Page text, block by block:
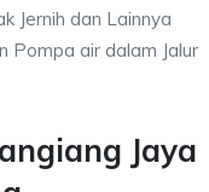
Jernih dan Lainnya
Pompa air dalam Jalur
Jaya